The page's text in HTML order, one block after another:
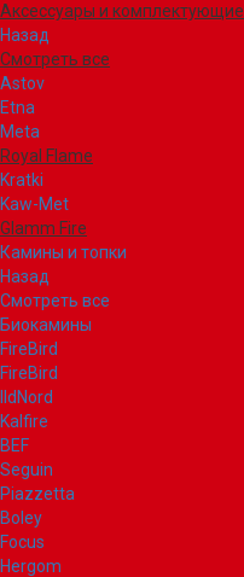
Аксессуары и комплектующие
Назад
Смотреть все
Astov
Etna
Meta
Royal Flame
Kratki
Kaw-Met
Glamm Fire
Камины и топки
Назад
Смотреть все
Биокамины
FireBird
FireBird
IldNord
Kalfire
BEF
Seguin
Piazzetta
Boley
Focus
Hergom